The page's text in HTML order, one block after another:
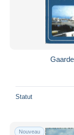
Statut
Nouveau